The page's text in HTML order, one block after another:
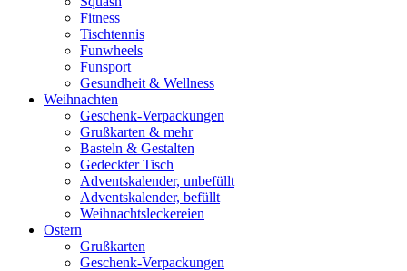
Fitness
Tischtennis
Funwheels
Funsport
Gesundheit & Wellness
Weihnachten
Geschenk-Verpackungen
Grußkarten & mehr
Basteln & Gestalten
Gedeckter Tisch
Adventskalender, unbefüllt
Adventskalender, befüllt
Weihnachtsleckereien
Ostern
Grußkarten
Geschenk-Verpackungen